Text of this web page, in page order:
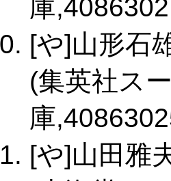
庫
[や]山形石
(集英社ス
庫
[や]山田雅